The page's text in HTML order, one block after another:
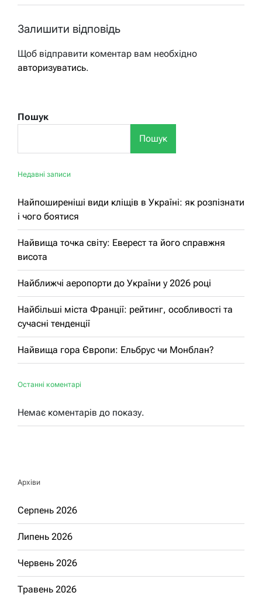
Залишити відповідь
Щоб відправити коментар вам необхідно
авторизуватись.
Пошук
Пошук
Недавні записи
Найпоширеніші види кліщів в Україні: як розпізнати
і чого боятися
Найвища точка світу: Еверест та його справжня
висота
Найближчі аеропорти до України у 2026 році
Найбільші міста Франції: рейтинг, особливості та
сучасні тенденції
Найвища гора Європи: Ельбрус чи Монблан?
Останні коментарі
Немає коментарів до показу.
Архіви
Серпень 2026
Липень 2026
Червень 2026
Травень 2026